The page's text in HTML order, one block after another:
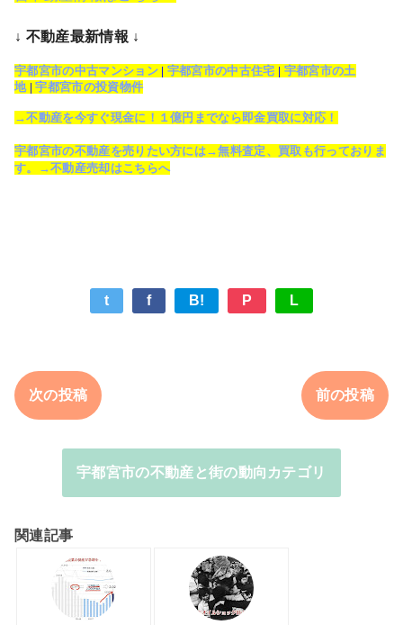
↓ 不動産最新情報 ↓
宇都宮市の中古マンション| 宇都宮市の中古住宅 | 宇都宮市の土
地|宇都宮市の投資物件
→不動産を今すぐ現金に！１億円までなら即金買取に対応！
宇都宮市の不動産を売りたい方には→無料査定、買取も行っておりま
す。→不動産売却はこちらへ
t f B! P L
次の投稿 前の投稿
宇都宮市の不動産と街の動向カテゴリ
関連記事